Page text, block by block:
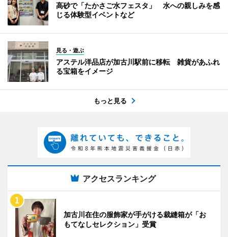
高砂で「たかさご水フェスタ」 水への親しみを感
じる体験型イベントなど
見る・遊ぶ
アステル洋品店が加古川駅前に移転 雑貨があふれ
る宝箱をイメージ
もっと見る
アクセスランキング
加古川在住の服飾家が手がける裁縫箱が「お
もてなしセレクション」受賞